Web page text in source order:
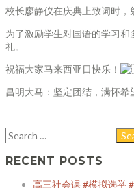
校长廖静仪在庆典上致词时，
为了激励学生对国语的学习
礼。
祝福大家马来西亚日快乐！
昌明大马：坚定团结，满怀希
RECENT POSTS
高三社会课 #模拟选举